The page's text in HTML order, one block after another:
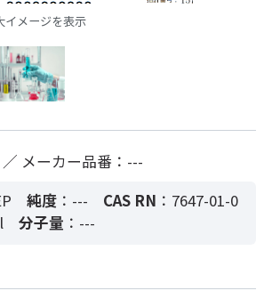
メージを表示
メーカー品番：---
純度：--- CAS RN ：7647-01-0
分子量 ：---